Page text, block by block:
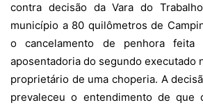
contra decisão da Vara do
município a 80 quilômetros de
o cancelamento de penhora feita
aposentadoria do segundo executado
proprietário de uma choperia. A
prevaleceu o entendimento de que